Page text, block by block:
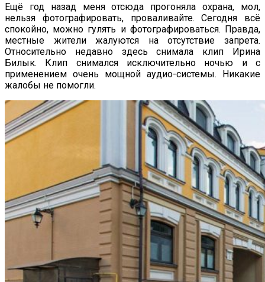
Ещё год назад меня отсюда прогоняла охрана, мол,
нельзя фотографировать, проваливайте. Сегодня всё
спокойно, можно гулять и фотографироваться. Правда,
местные жители жалуются на отсутствие запрета.
Относительно недавно здесь снимала клип Ирина
Билык. Клип снимался исключительно ночью и с
применением очень мощной аудио-системы. Никакие
жалобы не помогли.